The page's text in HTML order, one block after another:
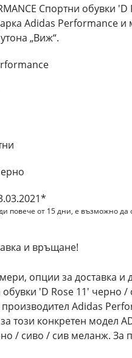
Спортни обувки
Adidas Performance и
„Виж“.
повече от 15 дни, е възможно да
и връщане!
опции за доставка и
обувки 'D Rose 11' черно
Adidas
този конкретен модел
/ сиво / сив меланж. За